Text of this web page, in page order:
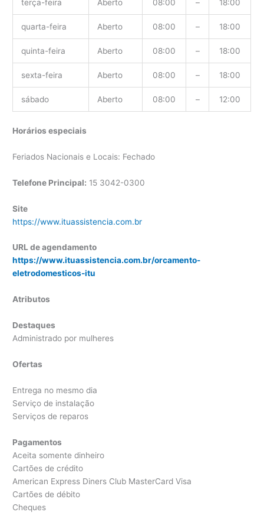
terça-feira Aberto 08:00 – 18:00
quarta-feira Aberto 08:00 – 18:00
quinta-feira Aberto 08:00 – 18:00
sexta-feira Aberto 08:00 – 18:00
sábado Aberto 08:00 – 12:00
Horários especiais
Feriados Nacionais e Locais: Fechado
Telefone Principal: 15 3042-0300
Site
https://www.ituassistencia.com.br
URL de agendamento
https://www.ituassistencia.com.br/orcamento-
eletrodomesticos-itu
Atributos
Destaques
Administrado por mulheres
Ofertas
Entrega no mesmo dia
Serviço de instalação
Serviços de reparos
Pagamentos
Aceita somente dinheiro
Cartões de crédito
American Express Diners Club MasterCard Visa
Cartões de débito
Cheques